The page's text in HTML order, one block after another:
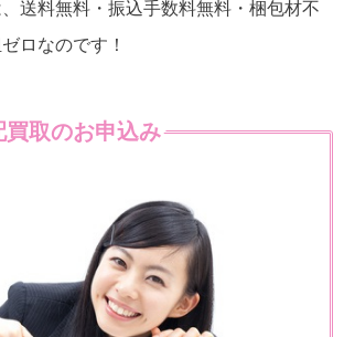
送料無料・振込手数料無料・梱包材不
ロなのです！
買取のお申込み